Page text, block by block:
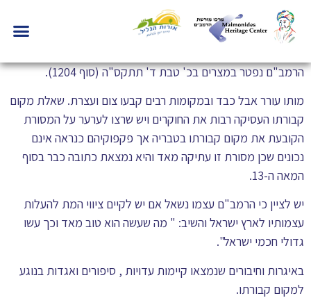
הרמב"ם נפטר במצרים בכ' טבת ד' תתקס"ה (סוף 1204).
מותו עורר אבל כבד ובמקומות רבים קבעו צום ועצרת. שאלת מקום
קבורתו העסיקה רבות את החוקרים ויש שרצו לערער על המסורת
הקובעת את מקום קבורתו בטבריה אך פקפוקיהם כנראה אינם
נכונים שכן מסורת זו עתיקה מאד והיא נמצאת כתובה כבר בסוף
המאה ה-13.
יש לציין כי הרמב"ם עצמו נשאל אם יש לקיים ציווי המת להעלות
עצמותיו לארץ ישראל והשיב: " מה שעשה הוא טוב מאד וכך עשו
גדולי חכמי ישראל".
באיגרות וחיבורים שנמצאו קיימות עדויות , סיפורים ואגדות בנוגע
למקום קבורתו.